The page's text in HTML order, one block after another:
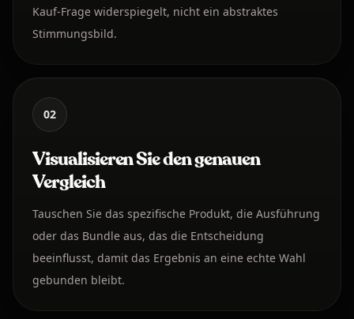
Kauf-Frage widerspiegelt, nicht ein abstraktes
Stimmungsbild.
02
Visualisieren Sie den genauen
Vergleich
Tauschen Sie das spezifische Produkt, die Ausführung
oder das Bundle aus, das die Entscheidung
beeinflusst, damit das Ergebnis an eine echte Wahl
gebunden bleibt.